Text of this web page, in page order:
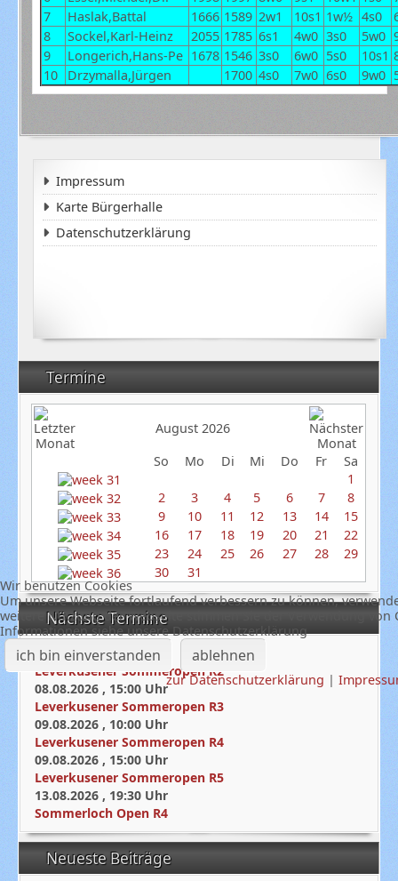
Termine
August 2026
So
Mo Di Mi Do Fr
Sa
1
2
3 4 5 6 7
8
9
10 11 12 13 14
15
16
17 18 19 20 21
22
23
24 25 26 27 28
29
30
31
Nächste Termine
08.08.2026,10:00Uhr
Leverkusener Sommeropen R2
08.08.2026 , 15:00 Uhr
Leverkusener Sommeropen R3
09.08.2026 , 10:00 Uhr
Leverkusener Sommeropen R4
09.08.2026 , 15:00 Uhr
Leverkusener Sommeropen R5
13.08.2026 , 19:30 Uhr
Sommerloch Open R4
Neueste Beiträge
7
Haslak,Battal 1666 1589 2w1 10s1 1w½ 4s0
8
Sockel,Karl-Heinz 2055 1785 6s1 4w0 3s0 5w0
9
Longerich,Hans-Pe 1678 1546 3s0 6w0 5s0 10s1
10
Drzymalla,Jürgen 1700 4s0 7w0 6s0 9w0
Impressum
Karte Bürgerhalle
Datenschutzerklärung
Wir benutzen Cookies
Um unsere Webseite fortlaufend verbessern zu können,
weitere Nutzung der Webseite stimmen Sie der Verwendung von
Informationen siehe unsere Datenschutzerklärung
ich bin einverstanden ablehnen
zur Datenschutzerklärung |